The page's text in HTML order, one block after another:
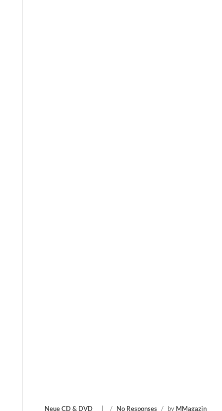
Neue CD & DVD / No Responses / by MMagazin